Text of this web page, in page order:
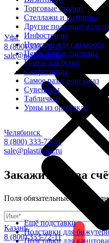
Закажите в два
Поля обязательные для
Уфа
8 (800) 333-72-11
sale@plastikam.ru
Челябинск
8 (800) 333-72-11
sale@plastikam.ru
Казань
8 (800) 333-72-11
Торговые стойки
Cтеллажи и витрины
Другие полезные
Инфостенды
Номерки для гардероба
Перекидные системы
Рамки для бумаг
Салфетницы
Самое разное на заказ
Сувениры
Таблички
Урны из оргстекла
Ещё подставки
Подставки для
Подставки для